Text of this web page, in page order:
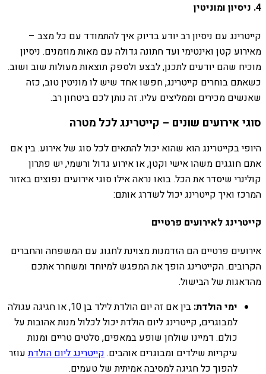
4. ניסיון ומוניטין
קייטרינג עם ניסיון רב יודע בדיוק איך להתמודד עם כל מצב –
מאירוע קטן ואינטימי ועד חתונה גדולה עם מאות מוזמנים. ניסיון
מוכיח שהם יודעים לתכנן, לבצע ולספק תוצאות מעולות שוב ושוב.
כשאתם בוחרים קייטרינג, חפשו אחד שיש לו מוניטין טוב, כזה
שאנשים מכירים וממליצים עליו. זה נותן לכם ביטחון רב.
סוגי אירועים שונים – קייטרינג לכל מטרה
היופי בקייטרינג הוא שהוא יכול להתאים לכל סוג של אירוע. בין אם
אתם חוגגים משהו אישי וקטן, או אירוע גדול ורשמי, יש פתרון
קולינרי שיסדר את הכל. בואו נראה אילו סוגי אירועים נפוצים באזור
המרכז ואיך קייטרינג יכול לשדרג אותם:
קייטרינג לאירועים פרטיים
אירועים פרטיים הם הזדמנות מצוינת לחגוג עם המשפחה והחברים
הקרובים. הקייטרינג הופך את המפגש למיוחד ומשחרר אתכם
מהדאגות של הבישול.
ימי הולדת:
בין אם זה יום הולדת לילד בן 10, או חגיגה עגולה
למבוגרים, קייטרינג ליום הולדת יכול לכלול מנות אהובות על
כולם. דמיינו שולחן שופע במאפים, סלטים טריים ומנות
עיקריות שילדים ומבוגרים אוהבים. קייטרינג ליום הולדתעוזר
להפוך כל חגיגה למסיבה אמיתית של טעמים.